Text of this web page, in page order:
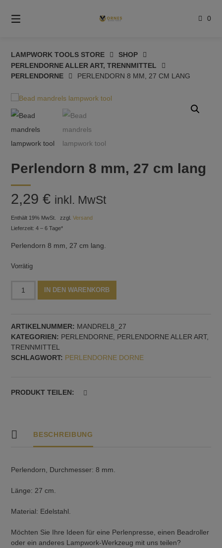
zum
Inhalt
0
LAMPWORK TOOLS STORE
SHOP
PERLENDORNE ALLER ART, TRENNMITTEL
PERLENDORNE
PERLENDORN 8 MM, 27 CM LANG
Perlendorn 8 mm, 27 cm lang
2,29€ inkl. MwSt
Enthält 19% MwSt. zzgl.Versand
Lieferzeit: 4 – 6 Tage*
Perlendorn 8 mm, 27 cm lang.
Vorrätig
cm
lang
Menge
IN DEN WARENKORB
ARTIKELNUMMER: MANDREL8_27
KATEGORIEN: PERLENDORNE PERLENDORNE ALLER ART,
TRENNMITTEL
SCHLAGWORT: PERLENDORNE DORNE
PRODUKT TEILEN:
BESCHREIBUNG
Perlendorn, Durchmesser: 8 mm.
Länge: 27 cm.
Material: Edelstahl.
Möchten Sie Ihre Ideen für eine Perlenpresse, einen Beadroller
oder ein anderes Lampwork-Werkzeug mit uns teilen?